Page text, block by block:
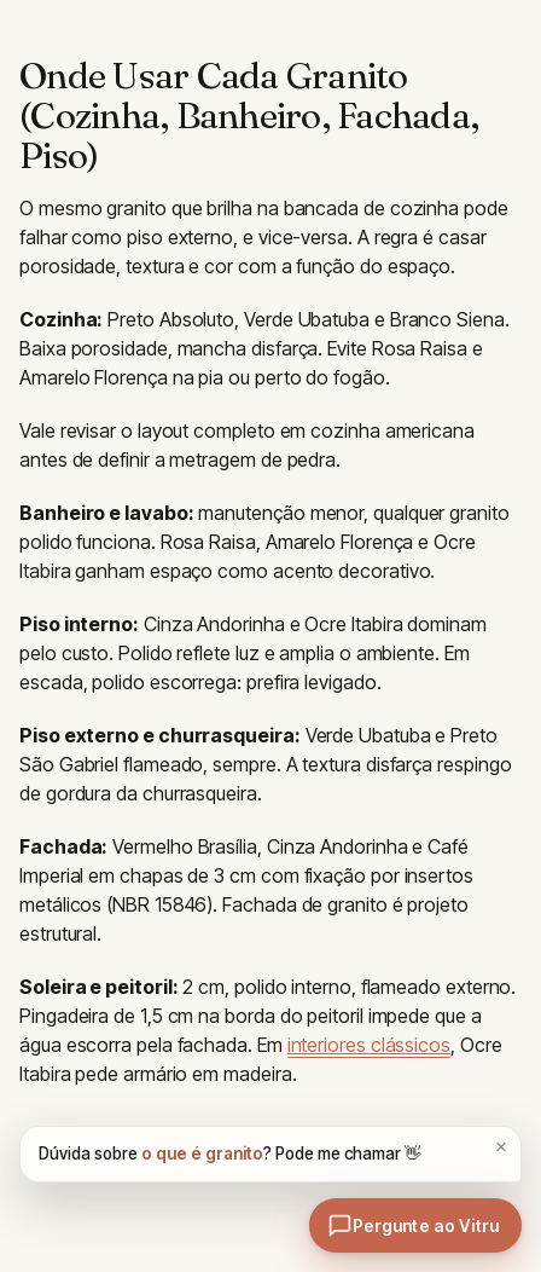
Onde Usar Cada Granito
(Cozinha, Banheiro, Fachada,
Piso)
O mesmo granito que brilha na bancada de cozinha pode
falhar como piso externo, e vice-versa. A regra é casar
porosidade, textura e cor com a função do espaço.
Cozinha: Preto Absoluto, Verde Ubatuba e Branco Siena.
Baixa porosidade, mancha disfarça. Evite Rosa Raisa e
Amarelo Florença na pia ou perto do fogão.
Vale revisar o layout completo em cozinha americana
antes de definir a metragem de pedra.
Banheiro e lavabo: manutenção menor, qualquer granito
polido funciona. Rosa Raisa, Amarelo Florença e Ocre
Itabira ganham espaço como acento decorativo.
Piso interno: Cinza Andorinha e Ocre Itabira dominam
pelo custo. Polido reflete luz e amplia o ambiente. Em
escada, polido escorrega: prefira levigado.
Piso externo e churrasqueira: Verde Ubatuba e Preto
São Gabriel flameado, sempre. A textura disfarça respingo
de gordura da churrasqueira.
Fachada: Vermelho Brasília, Cinza Andorinha e Café
Imperial em chapas de 3 cm com fixação por insertos
metálicos (NBR 15846). Fachada de granito é projeto
estrutural.
Soleira e peitoril: 2 cm, polido interno, flameado externo.
Pingadeira de 1,5 cm na borda do peitoril impede que a
água escorra pela fachada. Em interiores clássicos , Ocre
Itabira pede armário em madeira.